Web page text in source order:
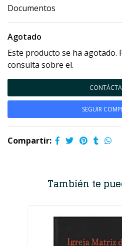
Documentos
Agotado
Este producto se ha agotado.
consulta sobre el.
SEGUIR
Compartir:
También te